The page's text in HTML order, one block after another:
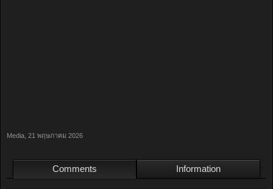
Media 21 พฤษภาคม 2026
Comments Information